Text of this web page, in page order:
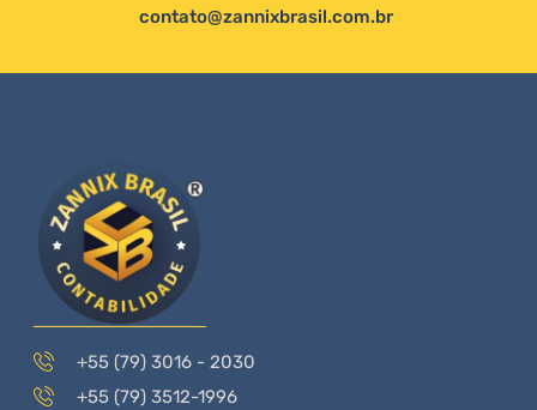
contato@zannixbrasil.com.br
+55 (79) 3016 - 2030
+55 (79) 3512-1996